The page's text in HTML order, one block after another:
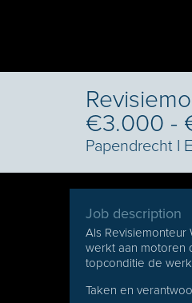
€3.000 -
Papendrecht I
Job description
Als
werkt aan motoren
topconditie de
Taken en